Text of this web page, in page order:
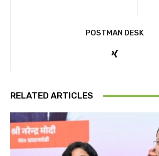
POSTMAN DESK
RELATED ARTICLES